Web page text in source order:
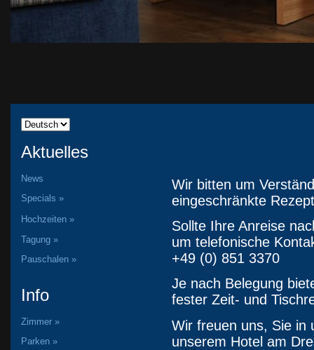
Aktuelles
News
Specials »
Hochzeiten »
Tagung »
Pauschalen »
Info
Zimmer »
Parken »
Wir bitten um
eingeschränkte
Sollte Ihre Anreise
um telefonische
+49 (0) 851 3370
Je nach Belegung
fester Zeit- und
Wir freuen uns, Sie in
unserem Hotel am